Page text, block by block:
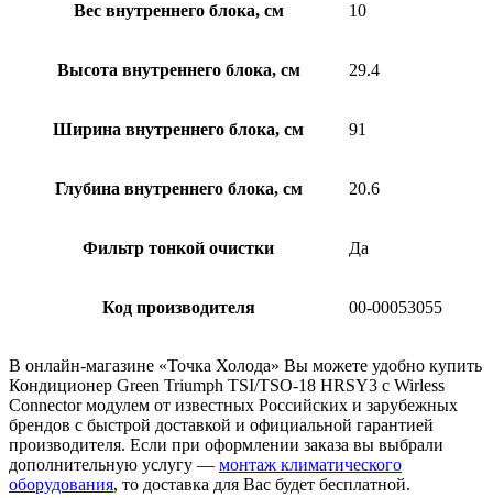
Вес внутреннего блока, см 10
Высота внутреннего блока, см 29.4
Ширина внутреннего блока, см 91
Глубина внутреннего блока, см 20.6
Фильтр тонкой очистки Да
Код производителя 00-00053055
В онлайн-магазине «Точка Холода» Вы можете удобно купить
Кондиционер Green Triumph TSI/TSO-18 HRSY3 с Wirless
Connector модулем от известных Российских и зарубежных
брендов с быстрой доставкой и официальной гарантией
производителя. Если при оформлении заказа вы выбрали
дополнительную услугу — монтаж климатического
оборудования, то доставка для Вас будет бесплатной.